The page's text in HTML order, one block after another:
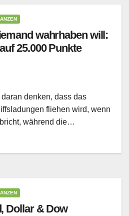
wahrhaben will:
25.000 Punkte
denken, dass das
fliehen wird, wenn
während die…
Dollar & Dow